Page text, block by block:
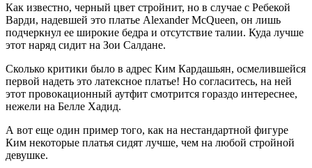
Как известно, черный цвет стройнит, но в случае с Ребекой
Варди, надевшей это платье Alexander McQueen, он лишь
подчеркнул ее широкие бедра и отсутствие талии. Куда лучше
этот наряд сидит на Зои Салдане.
Сколько критики было в адрес Ким Кардашьян, осмелившейся
первой надеть это латексное платье! Но согласитесь, на ней
этот провокационный аутфит смотрится гораздо интереснее,
нежели на Белле Хадид.
А вот еще один пример того, как на нестандартной фигуре
Ким некоторые платья сидят лучше, чем на любой стройной
девушке.